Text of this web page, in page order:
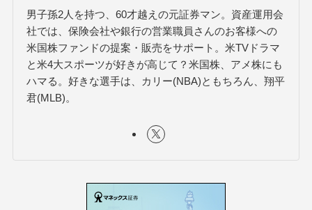
男子孫2人を持つ、60才越えの元証券マン。資産運用会
社では、保険会社や銀行の営業職員さんのお客様への
米国株ファンドの提案・販売をサポート。米TVドラマ
と米4大スポーツが好きが高じて？米国株、アメ株にも
ハマる。好きな選手は、カリー(NBA)ともちろん、翔平
君(MLB)。